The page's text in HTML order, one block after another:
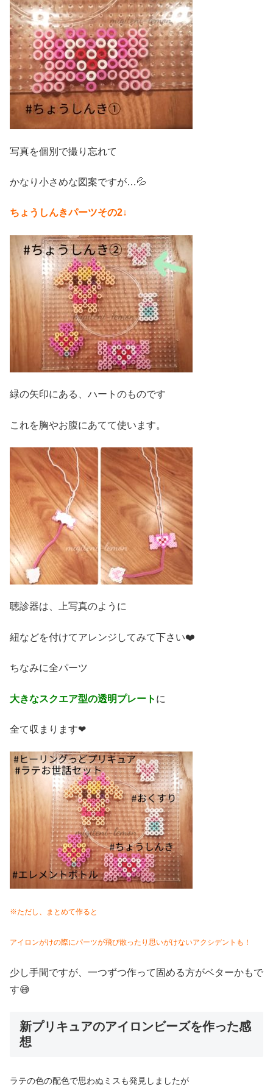
写真を個別で撮り忘れて
かなり小さめな図案ですが…💦
ちょうしんきパーツその2↓
緑の矢印にある、ハートのものです
これを胸やお腹にあてて使います。
聴診器は、上写真のように
紐などを付けてアレンジしてみて下さい❤️
ちなみに全パーツ
大きなスクエア型の透明プレート に
全て収まります❤
※ただし、まとめて作ると
アイロンがけの際にパーツが飛び散ったり思いがけないアクシデントも！
少し手間ですが、一つずつ作って固める方がベターかもで
す😅
新プリキュアのアイロンビーズを作った感
想
ラテの色の配色で思わぬミスも発見しましたが